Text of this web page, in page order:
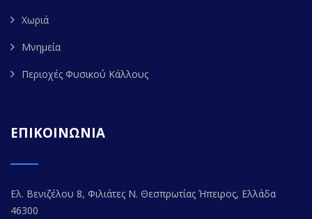
Χωριά
Μνημεία
Περιοχές Φυσικού Κάλλους
ΕΠΙΚΟΙΝΩΝΙΑ
Ελ. Βενιζέλου 8, Φιλιάτες Ν. Θεσπρωτίας Ήπειρος, Ελλάδα
46300